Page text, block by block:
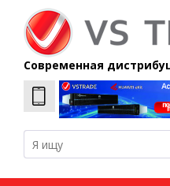
Современная